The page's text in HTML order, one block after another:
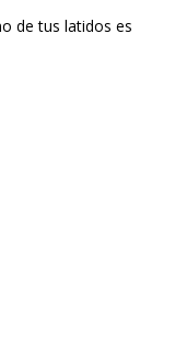
de tus latidos es